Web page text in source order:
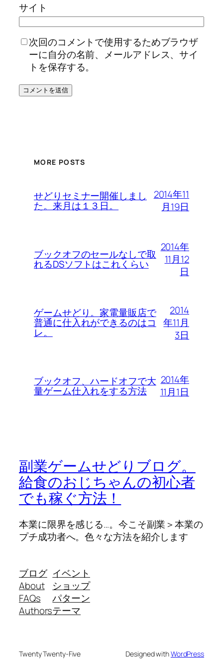
サイト
次回のコメントで使用するためブラウザ
ーに自分の名前、メールアドレス、サイ
トを保存する。
MORE POSTS
せどりセミナー開催しまし
た。来月は１３日。
2014年11
月19日
ブックオフのセールなしで取
れるDSソフトはこれくらい
2014年
11月12
日
ゲームせどり。家電量販店で
普通に仕入れができるのはコ
レ。
2014
年11月
3日
ブックオフ、ハードオフで大
量ゲーム仕入れをする方法
2014年
11月1日
副業ゲームせどりブログ。
給食のおじちゃんの初心者
でも稼ぐ方法！
本業に限界を感じる…。今こそ副業＞本業の
プチ成功者へ。色々な方法を紹介します
ブログ
About
FAQs
Authors
イベント
ショップ
パターン
テーマ
Twenty Twenty-Five Designed withWordPress